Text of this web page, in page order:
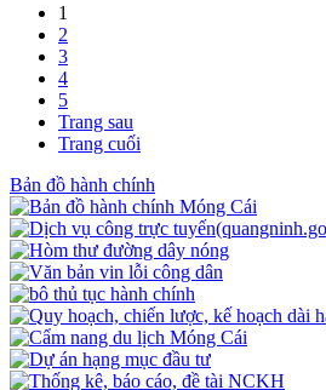
1
2
3
4
5
Trang sau
Trang cuối
Bản đồ hành chính